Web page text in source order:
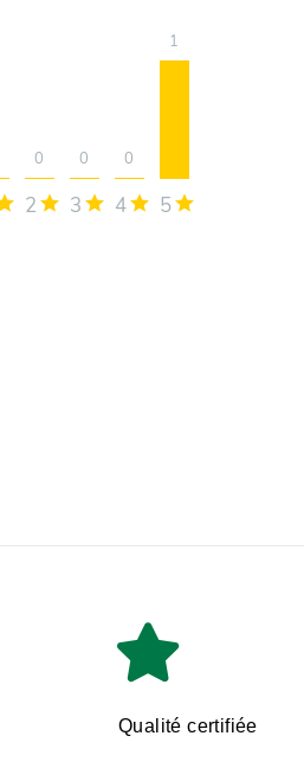
2
0
3
0
4
0
5
1
Qualité certifiée